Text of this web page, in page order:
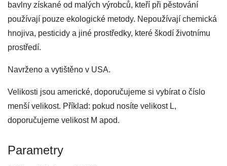
bavlny získané od malých výrobců, kteří při pěstování
používají pouze ekologické metody. Nepoužívají chemická
hnojiva, pesticidy a jiné prostředky, které škodí životnímu
prostředí.
Navrženo a vytištěno v USA.
Velikosti jsou americké, doporučujeme si vybírat o číslo
menší velikost. Příklad: pokud nosíte velikost L,
doporučujeme velikost M apod.
Parametry